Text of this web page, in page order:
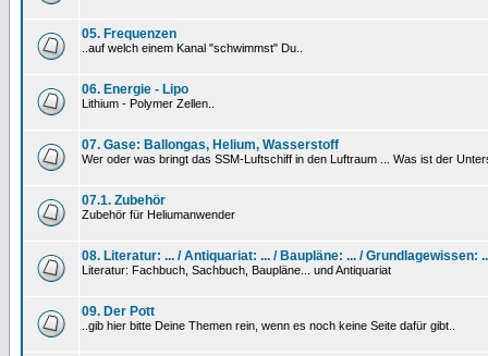
05. Frequenzen
..auf welch einem Kanal "schwimmst" Du..
06. Energie - Lipo
Lithium - Polymer Zellen..
07. Gase: Ballongas, Helium, Wasserstoff
Wer oder was bringt das SSM-Luftschiff in den Luftraum ... Was ist der
07.1. Zubehör
Zubehör für Heliumanwender
08. Literatur: ... / Antiquariat: ... / Baupläne: ... / Grundlagewissen:
Literatur: Fachbuch, Sachbuch, Baupläne... und Antiquariat
09. Der Pott
..gib hier bitte Deine Themen rein, wenn es noch keine Seite dafür gibt..